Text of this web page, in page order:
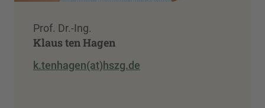
Prof. Dr.-Ing.
Klaus ten Hagen
k.tenhagen(at)hszg.de